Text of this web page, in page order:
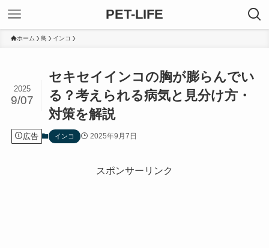
PET-LIFE
ホーム 鳥 インコ
セキセイインコの胸が膨らんでい
る？考えられる病気と見分け方・
対策を解説
2025
9/07
広告 インコ 2025年9月7日
スポンサーリンク